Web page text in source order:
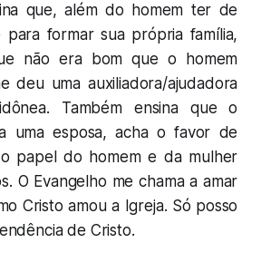
que, além do homem ter de
formar sua própria família,
não era bom que o homem
deu uma auxiliadora/ajudadora
Também ensina que o
uma esposa, acha o favor de
o papel do homem e da mulher
O Evangelho me chama a amar
Cristo amou a Igreja. Só posso
de Cristo.